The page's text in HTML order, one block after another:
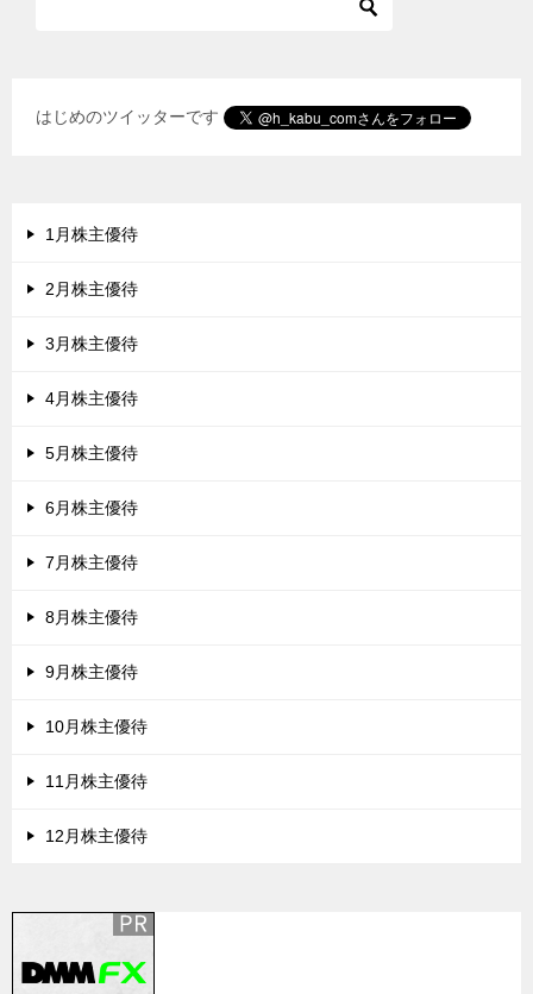
はじめのツイッターです
1月株主優待
2月株主優待
3月株主優待
4月株主優待
5月株主優待
6月株主優待
7月株主優待
8月株主優待
9月株主優待
10月株主優待
11月株主優待
12月株主優待